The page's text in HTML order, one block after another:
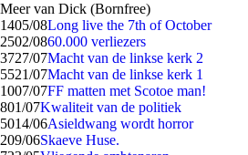
Meer van Dick (Bornfree)
1405/08Long live the 7th of October
2502/0860.000 verliezers
3727/07Macht van de linkse kerk 2
5521/07Macht van de linkse kerk 1
1007/07FF matten met Scotoe man!
801/07Kwaliteit van de politiek
5014/06Asieldwang wordt horror
209/06Skaeve Huse.